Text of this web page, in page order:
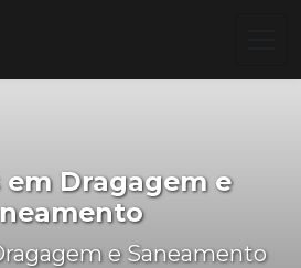
em Dragagem e
e Saneamento